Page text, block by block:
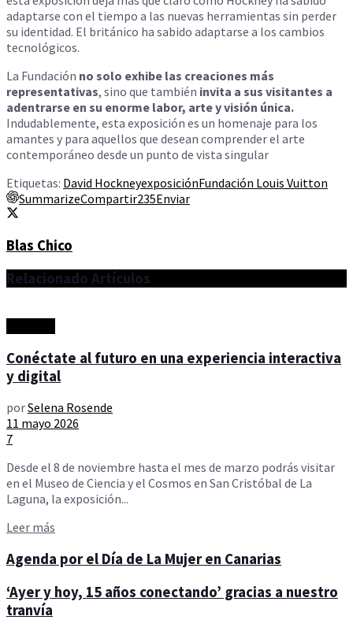
adaptarse con el tiempo a las nuevas herramientas sin perder
su identidad. El británico ha sabido adaptarse a los cambios
tecnológicos.
La Fundación no solo exhibe las creaciones más
representativas, sino que también invita a sus visitantes a
adentrarse en su enorme labor, arte y visión única.
Indudablemente, esta exposición es un homenaje para los
amantes y para aquellos que desean comprender el arte
contemporáneo desde un punto de vista singular
Etiquetas: David HockneyexposiciónFundación Louis Vuitton
SummarizeCompartir235Enviar
Blas Chico
Relacionado Artículos
Conéctate al futuro en una experiencia interactiva
y digital
porSelena Rosende
11 mayo 2026
7
Desde el 8 de noviembre hasta el mes de marzo podrás visitar
en el Museo de Ciencia y el Cosmos en San Cristóbal de La
Laguna, la exposición...
Leer más
Agenda por el Día de La Mujer en Canarias
‘Ayer y hoy, 15 años conectando’ gracias a nuestro
tranvía